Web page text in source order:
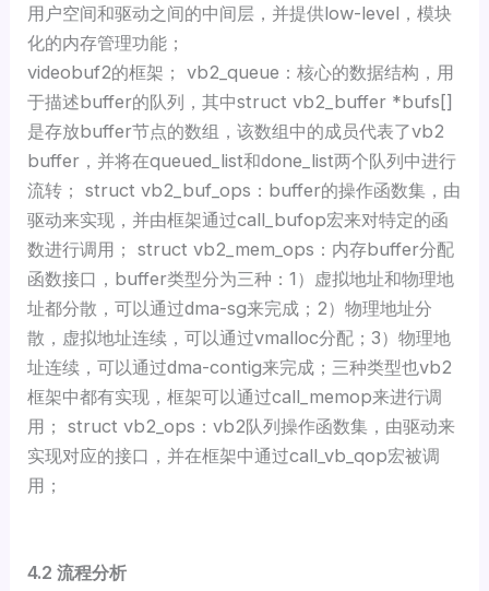
用户空间和驱动之间的中间层，并提供low-level，模块
化的内存管理功能；
videobuf2的框架； vb2_queue：核心的数据结构，用
于描述buffer的队列，其中struct vb2_buffer *bufs[]
是存放buffer节点的数组，该数组中的成员代表了vb2
buffer，并将在queued_list和done_list两个队列中进行
流转； struct vb2_buf_ops：buffer的操作函数集，由
驱动来实现，并由框架通过call_bufop宏来对特定的函
数进行调用； struct vb2_mem_ops：内存buffer分配
函数接口，buffer类型分为三种：1）虚拟地址和物理地
址都分散，可以通过dma-sg来完成；2）物理地址分
散，虚拟地址连续，可以通过vmalloc分配；3）物理地
址连续，可以通过dma-contig来完成；三种类型也vb2
框架中都有实现，框架可以通过call_memop来进行调
用； struct vb2_ops：vb2队列操作函数集，由驱动来
实现对应的接口，并在框架中通过call_vb_qop宏被调
用；
4.2 流程分析